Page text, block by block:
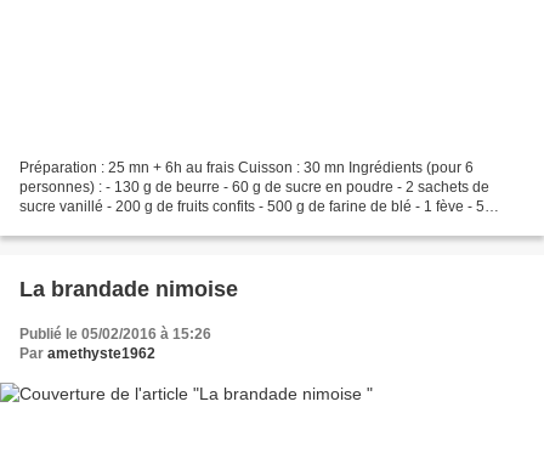
Préparation : 25 mn + 6h au frais Cuisson : 30 mn Ingrédients (pour 6
personnes) : - 130 g de beurre - 60 g de sucre en poudre - 2 sachets de
sucre vanillé - 200 g de fruits confits - 500 g de farine de blé - 1 fève - 5
La brandade nimoise
Publié le 05/02/2016 à 15:26
Par amethyste1962